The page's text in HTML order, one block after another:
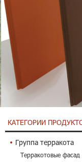
КАТЕГОРИИ
Группа терракота
Терракотовые